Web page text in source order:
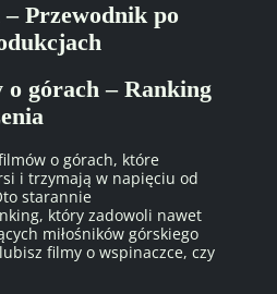
Przewodnik po
o górach – Ranking
o górach, które
i trzymają w napięciu od
starannie
który zadowoli nawet
miłośników górskiego
filmy o wspinaczce, czy